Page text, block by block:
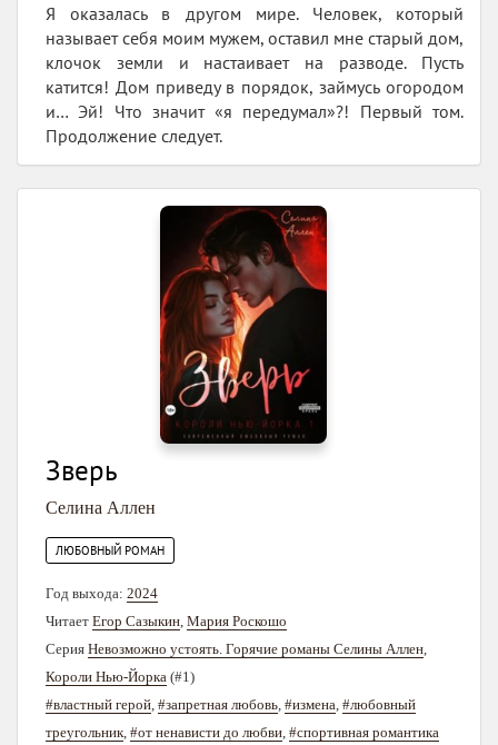
Я оказалась в другом мире. Человек, который
называет себя моим мужем, оставил мне старый дом,
клочок земли и настаивает на разводе. Пусть
катится! Дом приведу в порядок, займусь огородом
и… Эй! Что значит «я передумал»?! Первый том.
Продолжение следует.
Зверь
Селина Аллен
ЛЮБОВНЫЙ РОМАН
Год выхода: 2024
Читает Егор Сазыкин, Мария Роскошо
Серия Невозможно устоять. Горячие романы Селины Аллен,
Короли Нью-Йорка (#1)
#властный герой, #запретная любовь, #измена, #любовный
треугольник, #от ненависти до любви, #спортивная романтика